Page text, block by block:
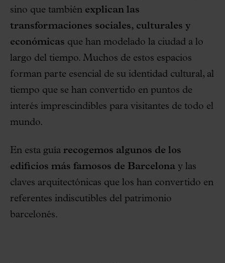
sino que también explican las
transformaciones sociales, culturales y
económicas que han modelado la ciudad a lo
largo del tiempo. Muchos de estos espacios
forman parte esencial de su identidad cultural, al
tiempo que se han convertido en puntos de
interés imprescindibles para visitantes de todo el
mundo.
En esta guía recogemos algunos de los
edificios más famosos de Barcelona y las
claves arquitectónicas que los han convertido en
referentes indiscutibles del patrimonio
barcelonés.